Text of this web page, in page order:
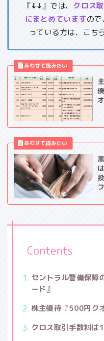
『↓↓』では、 クロス
にまとめていますの
っている方は、こち
Contents
セントラル警備保障
ード』
株主優待『500円ク
クロス取引手数料は